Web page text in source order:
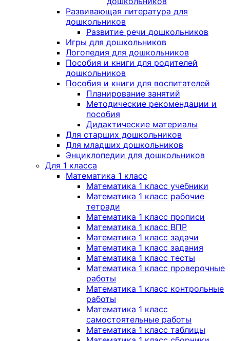
Развивающая литература для
дошкольников
Развитие речи дошкольников
Игры для дошкольников
Логопедия для дошкольников
Пособия и книги для родителей
дошкольников
Пособия и книги для воспитателей
Планирование занятий
Методические рекомендации и
пособия
Дидактические материалы
Для старших дошкольников
Для младших дошкольников
Энциклопедии для дошкольников
Для 1 класса
Математика 1 класс
Математика 1 класс учебники
Математика 1 класс рабочие
тетради
Математика 1 класс прописи
Математика 1 класс ВПР
Математика 1 класс задачи
Математика 1 класс задания
Математика 1 класс тесты
Математика 1 класс проверочные
работы
Математика 1 класс контрольные
работы
Математика 1 класс
самостоятельные работы
Математика 1 класс таблицы